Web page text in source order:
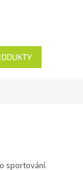
sportování.